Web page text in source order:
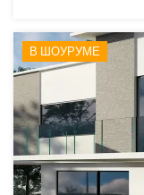
В ШОУРУМЕ